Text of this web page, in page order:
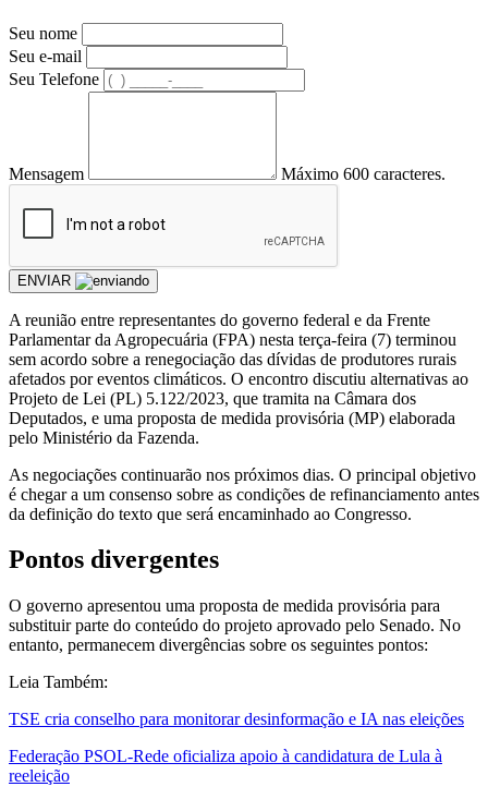
Seu nome
Seu e-mail
Seu Telefone
Mensagem Máximo 600 caracteres.
ENVIAR
A reunião entre representantes do governo federal e da Frente
Parlamentar da Agropecuária (FPA) nesta terça-feira (7) terminou
sem acordo sobre a renegociação das dívidas de produtores rurais
afetados por eventos climáticos. O encontro discutiu alternativas ao
Projeto de Lei (PL) 5.122/2023, que tramita na Câmara dos
Deputados, e uma proposta de medida provisória (MP) elaborada
pelo Ministério da Fazenda.
As negociações continuarão nos próximos dias. O principal objetivo
é chegar a um consenso sobre as condições de refinanciamento antes
da definição do texto que será encaminhado ao Congresso.
Pontos divergentes
O governo apresentou uma proposta de medida provisória para
substituir parte do conteúdo do projeto aprovado pelo Senado. No
entanto, permanecem divergências sobre os seguintes pontos:
Leia Também:
TSE cria conselho para monitorar desinformação e IA nas eleições
Federação PSOL-Rede oficializa apoio à candidatura de Lula à
reeleição